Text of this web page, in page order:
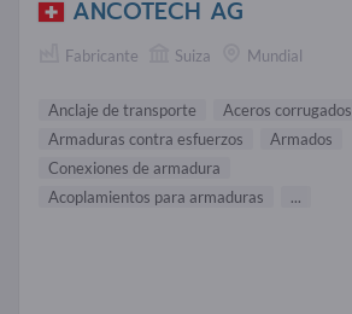
ANCOTECH AG
Fabricante Suiza Mundial
Anclaje de transporte
Aceros corrugados
Armaduras contra esfuerzos
Armados
Conexiones de armadura
Acoplamientos para armaduras
...